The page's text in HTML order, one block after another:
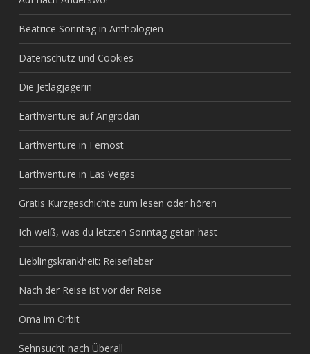
Beatrice Sonntag in Anthologien
Datenschutz und Cookies
Die Jetlagjägerin
Earthventure auf Angrodan
Earthventure in Fernost
Earthventure in Las Vegas
Gratis Kurzgeschichte zum lesen oder hören
Ich weiß, was du letzten Sonntag getan hast
Lieblingskrankheit: Reisefieber
Nach der Reise ist vor der Reise
Oma im Orbit
Sehnsucht nach Überall